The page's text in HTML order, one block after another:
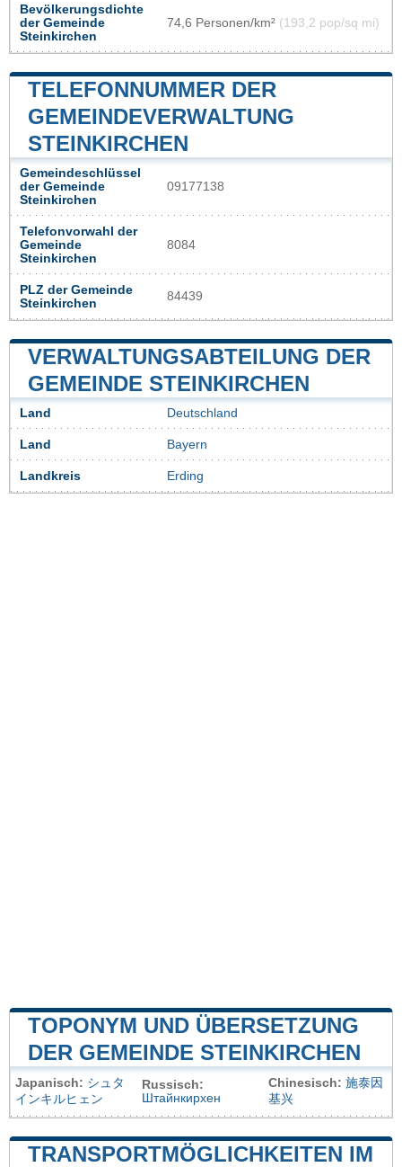
Bevölkerungsdichte
der Gemeinde
Steinkirchen
74,6 Personen/km² (193,2 pop/sq mi)
TELEFONNUMMER DER
GEMEINDEVERWALTUNG
STEINKIRCHEN
Gemeindeschlüssel
der Gemeinde
Steinkirchen
09177138
Telefonvorwahl der
Gemeinde
Steinkirchen
8084
PLZ der Gemeinde
Steinkirchen
84439
VERWALTUNGSABTEILUNG DER
GEMEINDE STEINKIRCHEN
Land Deutschland
Land Bayern
Landkreis Erding
TOPONYM UND ÜBERSETZUNG
DER GEMEINDE STEINKIRCHEN
Japanisch: シュタ
インキルヒェン
Russisch:
Штайнкирхен
Chinesisch: 施泰因
基兴
TRANSPORTMÖGLICHKEITEN IM